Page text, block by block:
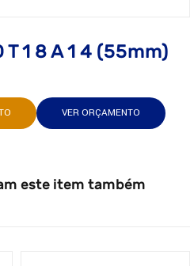
T 1 8 A 1 4 (55mm)
VER ORÇAMENTO
este item também